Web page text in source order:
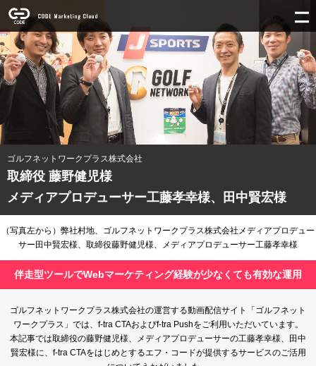
ゴルフネットワークプラス株式会社
取締役 藤野健児様
メディアプロデューサー工藤孝幸様、田中賢宏様
（写真左から）弊社村地、ゴルフネットワークプラス株式会社メディアプロデュー
サー田中賢宏様、取締役藤野健児様、メディアプロデューサー工藤孝幸様
伴走型ツールでWebマーケティング経験が少なくても有効な運用
ゴルフネットワークプラス株式会社の運営する動画配信サイト「ゴルフネット
ワークプラス」では、f-tra CTAおよびf-tra Pushをご利用いただいています。
本記事では取締役の藤野健児様、メディアプロデューサーの工藤孝幸様、田中
賢宏様に、f-tra CTAをはじめとするエフ・コードが提供するサービスのご活用